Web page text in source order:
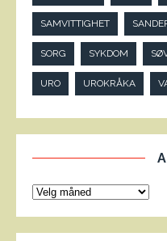
SAMVITTIGHET
SORG SYKDOM
URO UROKRÅKA